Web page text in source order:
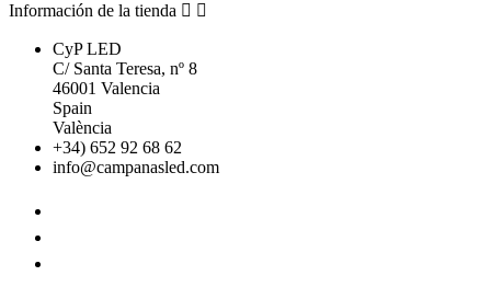
Información de la tienda  
CyP LED
C/ Santa Teresa, nº 8
46001 Valencia
Spain
València
+34) 652 92 68 62
info@campanasled.com